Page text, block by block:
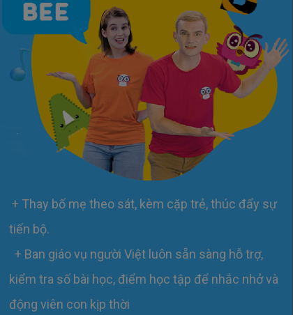
+ Thay bố mẹ theo sát, kèm cặp trẻ, thúc đẩy sự
tiến bộ.
+ Ban giáo vụ người Việt luôn sẵn sàng hỗ trợ,
kiểm tra số bài học, điểm học tập để nhắc nhở và
động viên con kịp thời